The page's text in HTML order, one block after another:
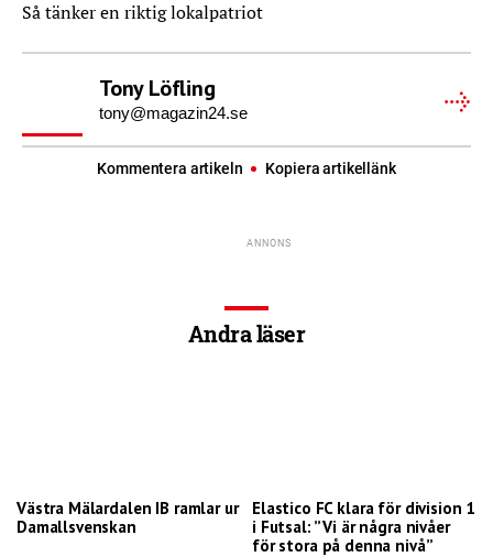
Så tänker en riktig lokalpatriot
Tony Löfling
tony@magazin24.se
Kommentera artikeln Kopiera artikellänk
Andra läser
Västra Mälardalen IB ramlar ur
Damallsvenskan
Elastico FC klara för division 1
i Futsal: ”Vi är några nivåer
för stora på denna nivå”